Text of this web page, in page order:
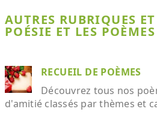
AUTRES RUBRIQUES
POÉSIE ET LES POÈMES
RECUEIL DE POÈMES
Découvrez tous nos
d'amitié classés par thèmes et